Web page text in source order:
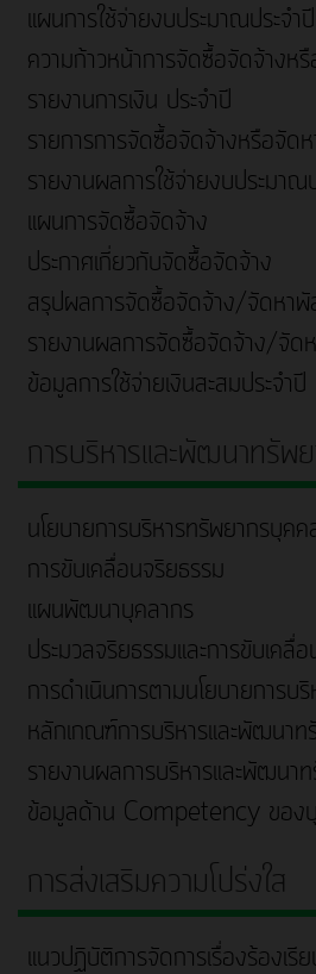
แผนการใช้จ่ายงบประมาณประจำปี
ความก้าวหน้าการจัดซื้อจัดจ้างห
รายงานการเงิน ประจำปี
รายการการจัดซื้อจัดจ้างหรือจัด
รายงานผลการใช้จ่ายงบประมาณ
แผนการจัดซื้อจัดจ้าง
ประกาศเกี่ยวกับจัดซื้อจัดจ้าง
สรุปผลการจัดซื้อจัดจ้าง/จัดหาพั
รายงานผลการจัดซื้อจัดจ้าง/จัด
ข้อมูลการใช้จ่ายเงินสะสมประจำปี
การบริหารและพัฒนาทรัพ
นโยบายการบริหารทรัพยากรบุคค
การขับเคลื่อนจริยธรรม
แผนพัฒนาบุคลากร
ประมวลจริยธรรมและการขับเคลื่
การดำเนินการตามนโยบายการบ
หลักเกณฑ์การบริหารและพัฒนา
รายงานผลการบริหารและพัฒนา
ข้อมูลด้าน Competency ของ
การส่งเสริมความโปร่งใส
แนวปฏิบัติการจัดการเรื่องร้องเรี